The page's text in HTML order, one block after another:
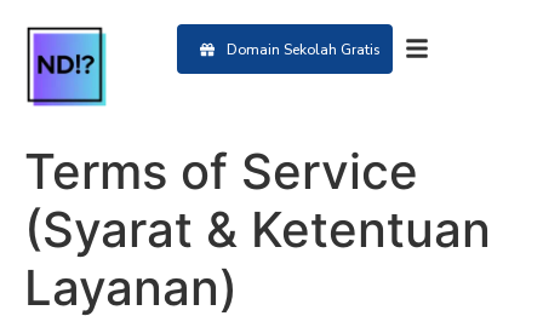
Domain Sekolah Gratis
Terms of Service
(Syarat & Ketentuan
Layanan)